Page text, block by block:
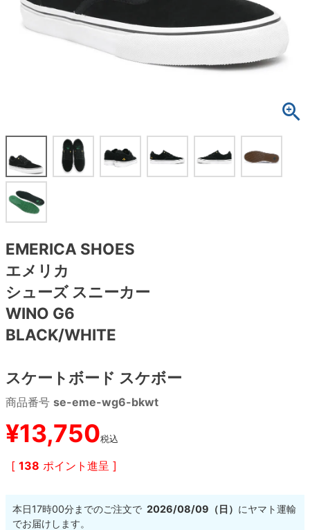
EMERICA SHOES
エメリカ
シューズ スニーカー
WINO G6
BLACK/WHITE
スケートボード スケボー
商品番号 se-eme-wg6-bkwt
¥13,750税込
[ 138 ポイント進呈 ]
本日17時00分までのご注文で 2026/08/09（日） にヤマト運輸
でお届けします。
8.0inch
8.4inch
8.5inch
8.7inch
8.8inch
8.9inch
9.0inch以上
高性能デッキ
8.1inch
8.5inch
8.6inch
8.8inch
8.9inch
9.0inch以上
59mm
64mm
65mm
72mm
75mm
110mm
パウエルペラルタ DF（ドラゴンフォーミュ
ソフトウィール（クルーザー）
パーツ・その他
足回りセット（トラック・ウィールセット）
練習用アイテム（初心者におすすめ）
スケートケース・バッグ
メディア（雑誌・DVD・CD）
25.5cm
27.5cm
28cm
29cm
29.5cm
30cm
長袖ボタンシャツ
7分袖シャツ・ラグラン
キャップ
ソックス
アンダーウエア
サイズの測り方